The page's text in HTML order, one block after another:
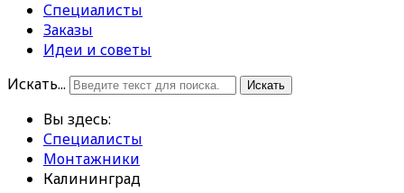
Специалисты
Заказы
Идеи и советы
Искать...
Искать
Вы здесь:
Специалисты
Монтажники
Калининград